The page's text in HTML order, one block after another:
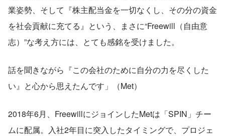
業姿勢、そして『株主配当金を一切なくし、その分の資金
を社会貢献に充てる』という、まさに“Freewill（自由意
志）”な考え方には、とても感銘を受けました。
話を聞きながら『この会社のために自分の力を尽くした
い』と心から思えたんです」（Met）
2018年6月、FreewillにジョインしたMetは「SPIN」チー
ムに配属。入社2年目に突入したタイミングで、プロジェ